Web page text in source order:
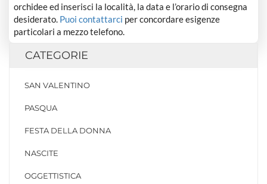
orchidee ed inserisci la località, la data e l’orario di consegna
desiderato. Puoi contattarci per concordare esigenze
particolari a mezzo telefono.
CATEGORIE
SAN VALENTINO
PASQUA
FESTA DELLA DONNA
NASCITE
OGGETTISTICA